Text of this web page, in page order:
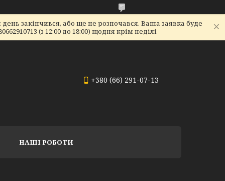
закінчився, або ще не розпочався. Ваша заявка буде
(з 12:00 до 18:00) щодня крім неділі
+380 (66) 291-07-13
НАШІ РОБОТИ